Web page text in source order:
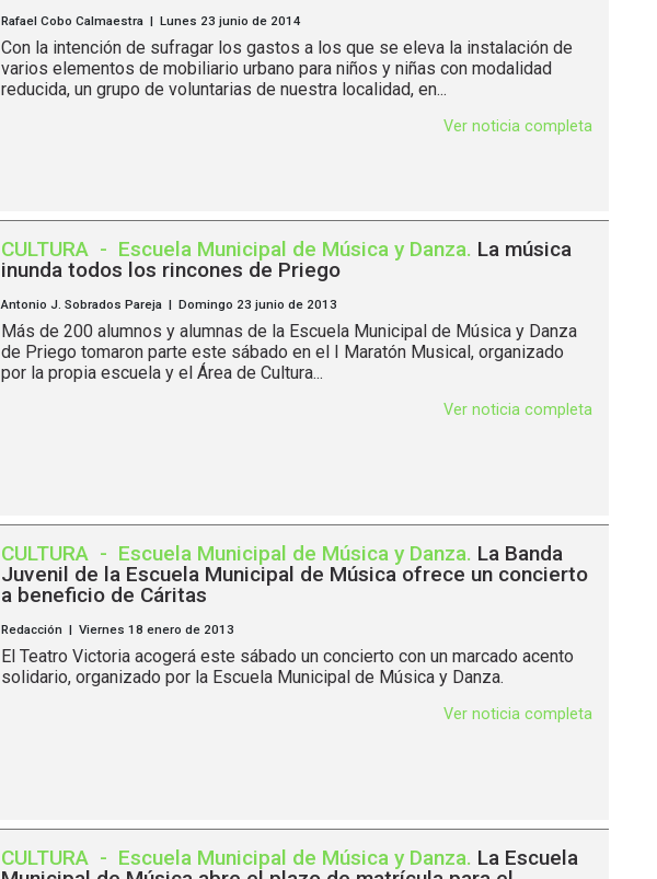
Rafael Cobo Calmaestra | Lunes 23 junio de 2014
Con la intención de sufragar los gastos a los que se eleva la instalación de
varios elementos de mobiliario urbano para niños y niñas con modalidad
reducida, un grupo de voluntarias de nuestra localidad, en...
Ver noticia completa
CULTURA - Escuela Municipal de Música y Danza. La música
inunda todos los rincones de Priego
Antonio J. Sobrados Pareja | Domingo 23 junio de 2013
Más de 200 alumnos y alumnas de la Escuela Municipal de Música y Danza
de Priego tomaron parte este sábado en el I Maratón Musical, organizado
por la propia escuela y el Área de Cultura...
Ver noticia completa
CULTURA - Escuela Municipal de Música y Danza. La Banda
Juvenil de la Escuela Municipal de Música ofrece un concierto
a beneficio de Cáritas
Redacción | Viernes 18 enero de 2013
El Teatro Victoria acogerá este sábado un concierto con un marcado acento
solidario, organizado por la Escuela Municipal de Música y Danza.
Ver noticia completa
CULTURA - Escuela Municipal de Música y Danza. La Escuela